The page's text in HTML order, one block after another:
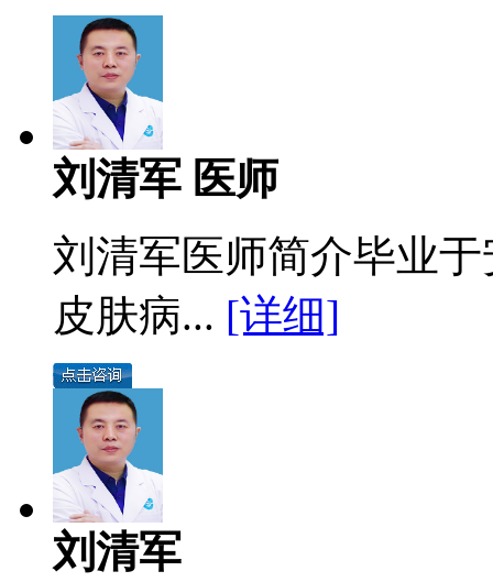
刘清军 医师
刘清军医师简介毕业
皮肤病... [详细]
刘清军